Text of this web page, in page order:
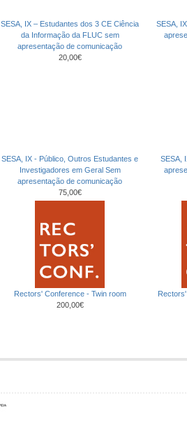
SESA, IX – Estudantes dos 3 CE Ciência
da Informação da FLUC sem
apresentação de comunicação
20,00€
SESA,
SESA, IX - Público, Outros Estudantes e
Investigadores em Geral Sem
apresentação de comunicação
75,00€
SESA,
Rectors' Conference - Twin room
200,00€